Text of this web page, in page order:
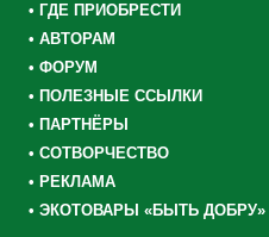
• ГДЕ ПРИОБРЕСТИ
• АВТОРАМ
• ФОРУМ
• ПОЛЕЗНЫЕ ССЫЛКИ
• ПАРТНЁРЫ
• СОТВОРЧЕСТВО
• РЕКЛАМА
• ЭКОТОВАРЫ «БЫТЬ ДОБРУ»